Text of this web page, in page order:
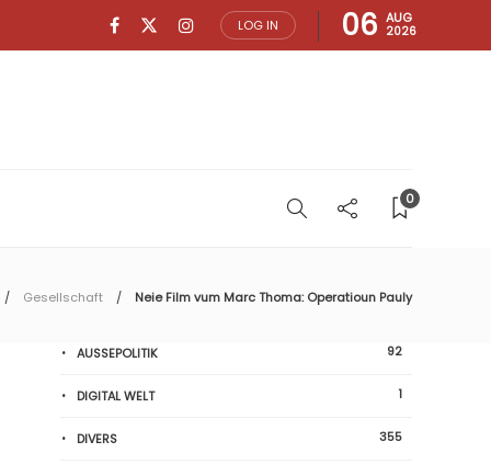
LOG IN 06 AUG
2026
0
Gesellschaft Neie Film vum Marc Thoma: Operatioun Pauly
AUSSEPOLITIK 92
DIGITAL WELT 1
DIVERS 355